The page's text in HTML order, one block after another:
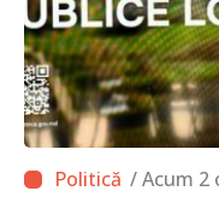
/ Acum 2